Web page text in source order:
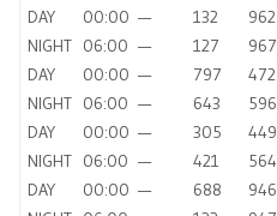
DAY
00:00 — 132 962
NIGHT 06:00 — 127 967
DAY
00:00 — 797 472
NIGHT 06:00 — 643 596
DAY
00:00 — 305 449
NIGHT 06:00 — 421 564
DAY
00:00 — 688 946